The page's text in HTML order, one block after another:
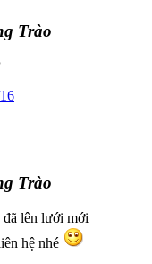
Trào
Trào
đã lên lưới mới
hệ nhé